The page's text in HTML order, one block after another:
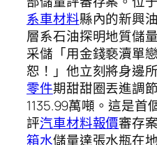
系車材料縣內的新興
層系石油探明地質儲
采儲「用金錢褻瀆單
恕！」他立刻將身邊
零件期甜甜圈丟進調
1135.99萬噸。這是首
評汽車材料報價審存
箱水儲量達張水瓶在